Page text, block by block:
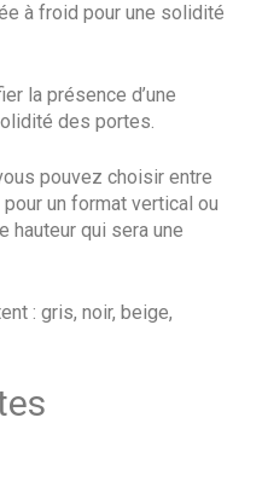
à froid pour une solidité
la présence d’une
des portes.
pouvez choisir entre
un format vertical ou
hauteur qui sera une
: gris, noir, beige,